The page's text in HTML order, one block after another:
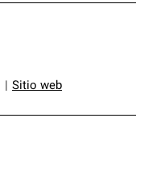
Sitio web